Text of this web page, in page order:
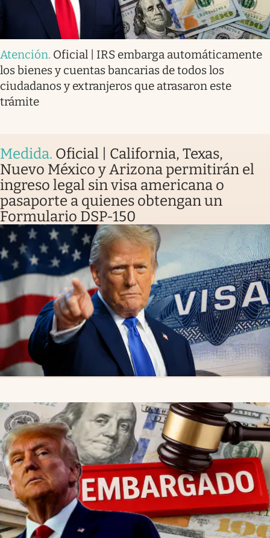
Atención. Oficial | IRS embarga automáticamente
los bienes y cuentas bancarias de todos los
ciudadanos y extranjeros que atrasaron este
trámite
Medida. Oficial | California, Texas,
Nuevo México y Arizona permitirán el
ingreso legal sin visa americana o
pasaporte a quienes obtengan un
Formulario DSP-150